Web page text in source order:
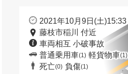
2021年10月9日(土)15:33
藤枝市稲川 付近
車両相互 小破事故
普通乗用車(1) 軽貨物車(1)
死亡(0) 負傷(1)